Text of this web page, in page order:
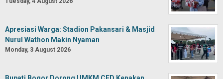
Apresiasi Warga: Stadion Pakansari & Masjid
Nurul Wathon Makin Nyaman
Monday, 3 August 2026